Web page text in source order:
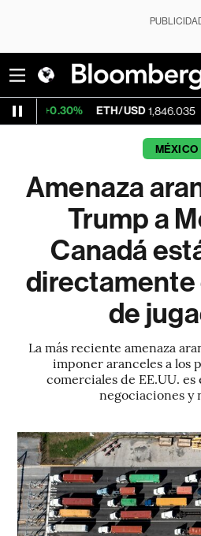
ETH/USD 1,846.035 +0.50%
MÉXICO
Amenaza
Trump a
Canadá
directamente
de
La más reciente amenaza
imponer aranceles a los
comerciales de EE.UU.
negociaciones y